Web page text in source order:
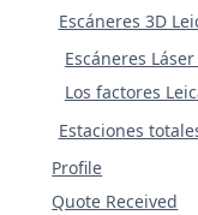
Escáneres 3D
Escáneres Láser
Los factores
Estaciones
Profile
Quote Received